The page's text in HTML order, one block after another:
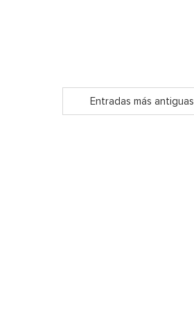
Entradas más antiguas